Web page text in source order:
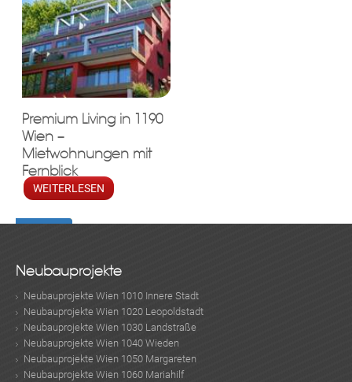
Premium Living in 1190
Wien –
Mietwohnungen mit
Fernblick
WEITERLESEN
Neubauprojekte
Neubauprojekte Wien 1010 Innere Stadt
Neubauprojekte Wien 1020 Leopoldstadt
Neubauprojekte Wien 1030 Landstraße
Neubauprojekte Wien 1040 Wieden
Neubauprojekte Wien 1050 Margareten
Neubauprojekte Wien 1060 Mariahilf